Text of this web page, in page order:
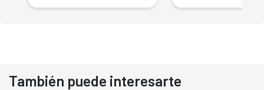
También puede interesarte